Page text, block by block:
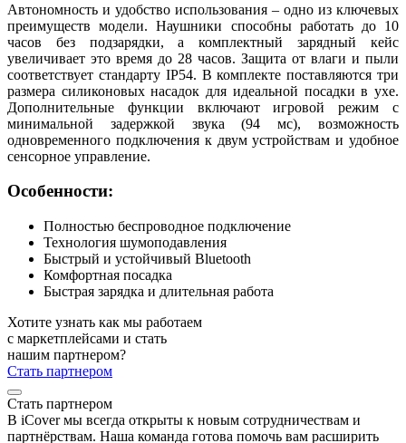
Автономность и удобство использования – одно из ключевых
преимуществ модели. Наушники способны работать до 10
часов без подзарядки, а комплектный зарядный кейс
увеличивает это время до 28 часов. Защита от влаги и пыли
соответствует стандарту IP54. В комплекте поставляются три
размера силиконовых насадок для идеальной посадки в ухе.
Дополнительные функции включают игровой режим с
минимальной задержкой звука (94 мс), возможность
одновременного подключения к двум устройствам и удобное
сенсорное управление.
Особенности:
Полностью беспроводное подключение
Технология шумоподавления
Быстрый и устойчивый Bluetooth
Комфортная посадка
Быстрая зарядка и длительная работа
Хотите узнать как мы работаем
с маркетплейсами и стать
нашим партнером?
Стать партнером
Стать партнером
В iCover мы всегда открыты к новым сотрудничествам и
партнёрствам. Наша команда готова помочь вам расширить